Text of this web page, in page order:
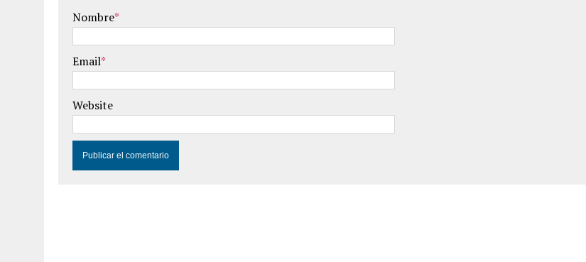
Nombre*
Email*
Website